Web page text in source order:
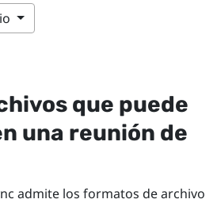
que puede
una reunión de
admite los formatos de archivo